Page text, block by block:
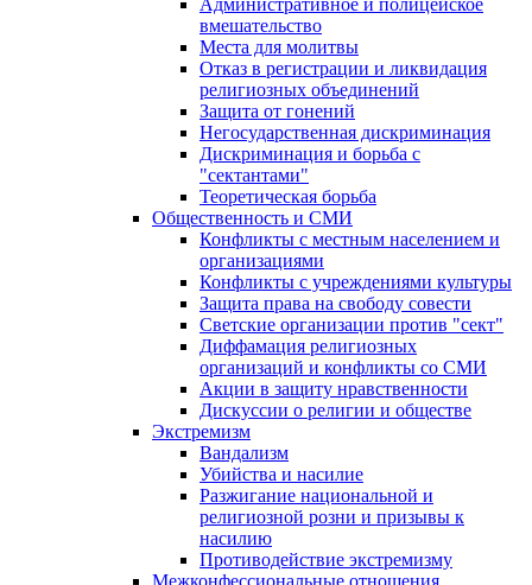
Административное и полицейское
вмешательство
Места для молитвы
Отказ в регистрации и ликвидация
религиозных объединений
Защита от гонений
Негосударственная дискриминация
Дискриминация и борьба с
"сектантами"
Теоретическая борьба
Общественность и СМИ
Конфликты с местным населением и
организациями
Конфликты с учреждениями культуры
Защита права на свободу совести
Светские организации против "сект"
Диффамация религиозных
организаций и конфликты со СМИ
Акции в защиту нравственности
Дискуссии о религии и обществе
Экстремизм
Вандализм
Убийства и насилие
Разжигание национальной и
религиозной розни и призывы к
насилию
Противодействие экстремизму